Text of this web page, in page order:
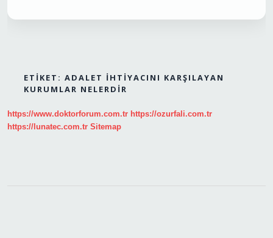
ETIKET: ADALET IHTIYACINI KARŞILAYAN
KURUMLAR NELERDIR
https://www.doktorforum.com.tr https://ozurfali.com.tr
https://lunatec.com.tr Sitemap